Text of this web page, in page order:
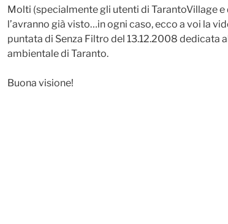
Molti (specialmente gli utenti di TarantoVillage e
l’avranno già visto…in ogni caso, ecco a voi la
puntata di Senza Filtro del 13.12.2008 dedicata
ambientale di Taranto.
Buona visione!